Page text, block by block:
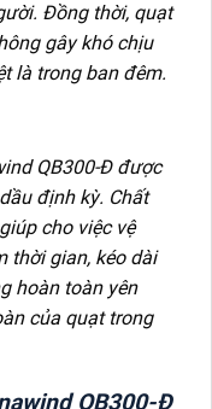
Đồng thời, quạt
gây khó chịu
là trong ban đêm.
QB300-Đ được
định kỳ. Chất
cho việc vệ
thời gian, kéo dài
hoàn toàn yên
của quạt trong
QB300-Đ